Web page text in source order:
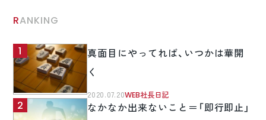
RANKING
真面目にやってれば、いつかは華開
く
2020.07.20WEB社長日記
なかなか出来ないこと＝「即行即止」